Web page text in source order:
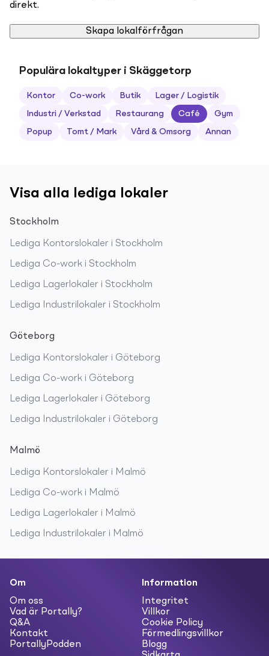
direkt.
Skapa lokalförfrågan
Populära lokaltyper i Skäggetorp
Kontor Co-work Butik Lager / Logistik
Industri / Verkstad Restaurang Café Gym
Popup Tomt / Mark Vård & Omsorg Annan
Visa alla lediga lokaler
Stockholm
Lediga Kontorslokaler i Stockholm
Lediga Co-work i Stockholm
Lediga Lagerlokaler i Stockholm
Lediga Industrilokaler i Stockholm
Göteborg
Lediga Kontorslokaler i Göteborg
Lediga Co-work i Göteborg
Lediga Lagerlokaler i Göteborg
Lediga Industrilokaler i Göteborg
Malmö
Lediga Kontorslokaler i Malmö
Lediga Co-work i Malmö
Lediga Lagerlokaler i Malmö
Lediga Industrilokaler i Malmö
Om
Om oss
Vad är Portally?
Q&A
Kontakt
PortallyPodden
Information
Integritet
Villkor
Cookie Policy
Förmedlingsvillkor
Blogg